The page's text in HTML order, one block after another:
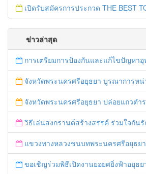
เปิดรับสมัครการประกวด THE BEST TO BE
ข่าวล่าสุด
การเตรียมการป้องกันและแก้ไขปัญหาอุทกั
จังหวัดพระนครศรีอยุธยา บูรณาการหน่วยงานที่เกี่ยวข้อง ลงพื้นที่จัดระเบียบและดำเนินมาตรการตามบทลงโทษสูงสุดกับผู้ประกอบการร้านค้าที่ยังฝ่าฝืนตั้งร้านค้ารุกล้ำเขตพื้นที่ทางหลวง เตรียมค
จังหวัดพระนครศรีอยุธยา ปล่อยแถวตำรวจ ทหาร ฝ่ายปกครอง กว่า 100 นาย ตรวจเข้มท่ารถสาธารณะ สถานีขนส่งรถโดยสาร วินรถตู้ และสถานีรถไ
วิธีเล่นสงกรานต์สร้างสรรค์ ร่วมใจกัน
แขวงทางหลวงชนบทพระนครศรีอยุธยา "ร่วมรณรงค์ ขับช้า เปิดไฟหน้า คาดเข็มขัด" เทศกาล
ขอเชิญร่วมพิธีเปิดงานยอยศยิ่งฟ้าอยุธยา